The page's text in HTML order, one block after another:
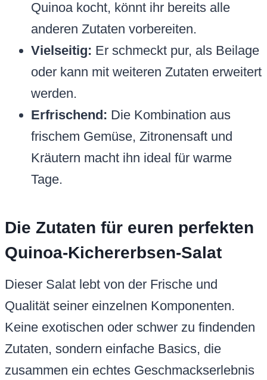
Quinoa kocht, könnt ihr bereits alle
anderen Zutaten vorbereiten.
Vielseitig: Er schmeckt pur, als Beilage
oder kann mit weiteren Zutaten erweitert
werden.
Erfrischend: Die Kombination aus
frischem Gemüse, Zitronensaft und
Kräutern macht ihn ideal für warme
Tage.
Die Zutaten für euren perfekten
Quinoa-Kichererbsen-Salat
Dieser Salat lebt von der Frische und
Qualität seiner einzelnen Komponenten.
Keine exotischen oder schwer zu findenden
Zutaten, sondern einfache Basics, die
zusammen ein echtes Geschmackserlebnis